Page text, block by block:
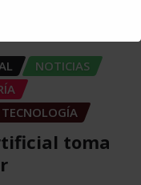
NOTICIAS
TECNOLOGÍA
toma